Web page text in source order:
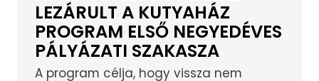
LEZÁRULT A KUTYAHÁZ
PROGRAM ELSŐ NEGYEDÉVES
PÁLYÁZATI SZAKASZA
A program célja, hogy vissza nem